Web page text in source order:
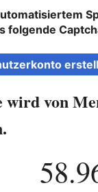
folgende
von